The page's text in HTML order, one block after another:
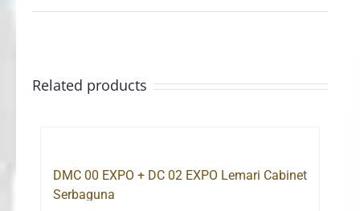
Related products
DMC 00 EXPO + DC 02 EXPO Lemari Cabinet
Serbaguna